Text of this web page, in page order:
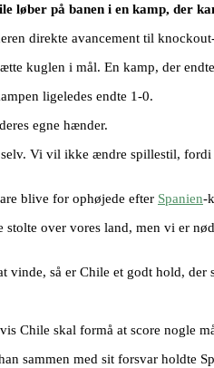
løber på banen i en kamp, der
direkte avancement til
kuglen i mål. En kamp, der
ligeledes endte 1-0.
egne hænder.
Vi vil ikke ændre spillestil,
blive for ophøjede efter Spanien-
over vores land, men vi er
så er Chile et godt hold, der
Chile skal formå at score nogle
sammen med sit forsvar holdte